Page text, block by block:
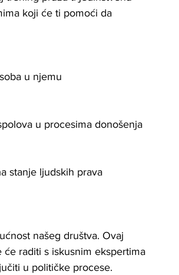
koji će ti pomoći da
u njemu
u procesima donošenja
stanje ljudskih prava
našeg društva. Ovaj
raditi s iskusnim ekspertima
u političke procese.